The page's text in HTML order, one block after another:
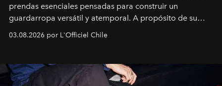
prendas esenciales pensadas para construir un
guardarropa versátil y atemporal. A propósito de su
lanzamiento, los fundadores de la firma neoyorquina y
la asesora creativa y jefa de diseño global de la marca
y la filosofía detrás de la propuesta.
03.08.2026 por L'Officiel Chile